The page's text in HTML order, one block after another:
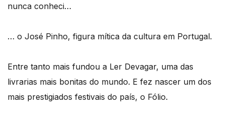
nunca conheci…
… o José Pinho, figura mítica da cultura em Portugal.
Entre tanto mais fundou a Ler Devagar, uma das
livrarias mais bonitas do mundo. E fez nascer um dos
mais prestigiados festivais do país, o Fólio.